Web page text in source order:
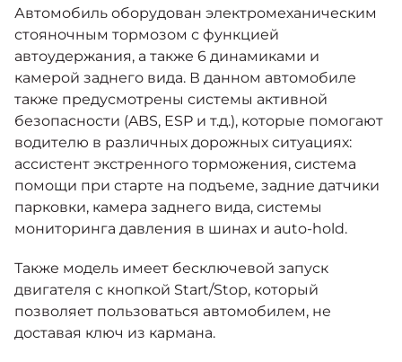
Автомобиль оборудован электромеханическим
стояночным тормозом с функцией
автоудержания, а также 6 динамиками и
камерой заднего вида. В данном автомобиле
также предусмотрены системы активной
безопасности (ABS, ESP и т.д.), которые помогают
водителю в различных дорожных ситуациях:
ассистент экстренного торможения, система
помощи при старте на подъеме, задние датчики
парковки, камера заднего вида, системы
мониторинга давления в шинах и auto-hold.
Также модель имеет бесключевой запуск
двигателя с кнопкой Start/Stop, который
позволяет пользоваться автомобилем, не
доставая ключ из кармана.